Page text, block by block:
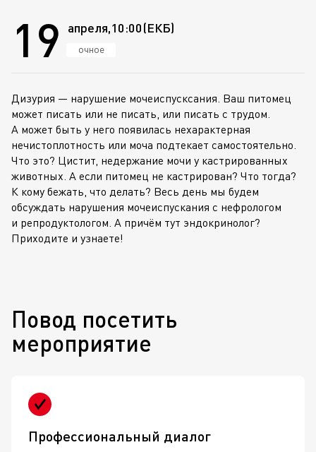
19 апреля,10:00(ЕКБ)
очное
Дизурия — нарушение мочеиспусксания. Ваш питомец
может писать или не писать, или писать с трудом.
А может быть у него появилась нехарактерная
нечистоплотность или моча подтекает самостоятельно.
Что это? Цистит, недержание мочи у кастрированных
животных. А если питомец не кастрирован? Что тогда?
К кому бежать, что делать? Весь день мы будем
обсуждать нарушения мочеиспускания с нефрологом
и репродуктологом. А причём тут эндокринолог?
Приходите и узнаете!
Повод посетить
мероприятие
Профессиональный диалог